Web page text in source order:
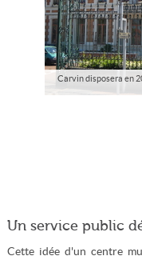
Carvin disposera en
Un service public
Cette idée d'un centre